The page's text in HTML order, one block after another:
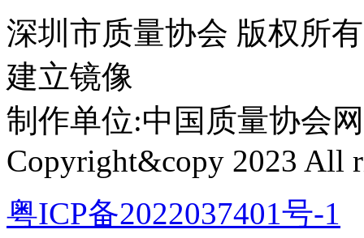
深圳市质量协会 版权所
建立镜像
制作单位:中国质量协会
Copyright&copy 2023 All
粤ICP备2022037401号-1